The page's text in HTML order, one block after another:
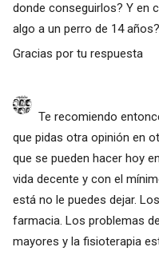
donde conseguirlos? Y en
algo a un perro de 14
Gracias por tu respuesta
Te recomiendo
que pidas otra opinión en
que se pueden hacer hoy
vida decente y con el
está no le puedes dejar.
farmacia. Los problemas
mayores y la fisioterapia